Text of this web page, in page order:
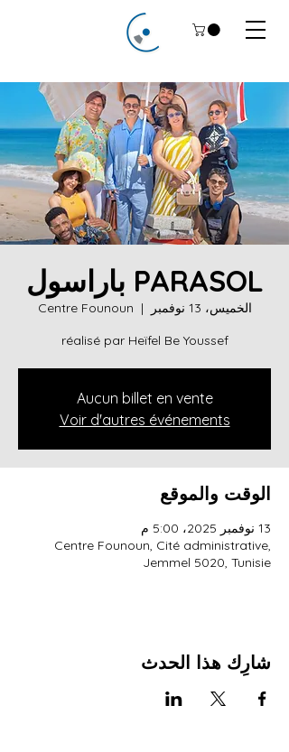
PARASOL باراسول
الخميس، 13 نوفمبر
  |
Centre Founoun
réalisé par Heïfel Be Youssef
Aucun billet en vente
Voir d'autres événements
الوقت والموقع
13 نوفمبر 2025، 5:00 م
Centre Founoun, Cité administrative,
Jemmel 5020, Tunisie
شارِك هذا الحدث